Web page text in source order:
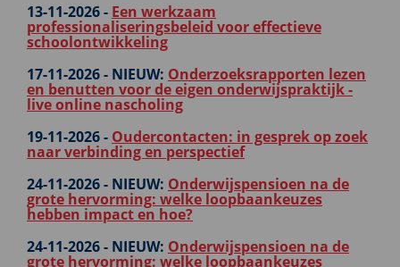
13-11-2026 - Een werkzaam
professionaliseringsbeleid voor effectieve
schoolontwikkeling
17-11-2026 - NIEUW: Onderzoeksrapporten lezen
en benutten voor de eigen onderwijspraktijk -
live online nascholing
19-11-2026 - Oudercontacten: in gesprek op zoek
naar verbinding en perspectief
24-11-2026 - NIEUW: Onderwijspensioen na de
grote hervorming: welke loopbaankeuzes
hebben impact en hoe?
24-11-2026 - NIEUW: Onderwijspensioen na de
grote hervorming: welke loopbaankeuzes